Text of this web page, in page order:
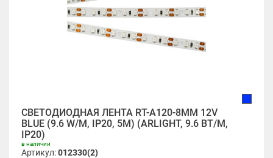
СВЕТОДИОДНАЯ ЛЕНТА RT-A120-8MM 12V
BLUE (9.6 W/M, IP20, 5M) (ARLIGHT, 9.6 ВТ/М,
IP20)
в наличии
Артикул:012330(2)